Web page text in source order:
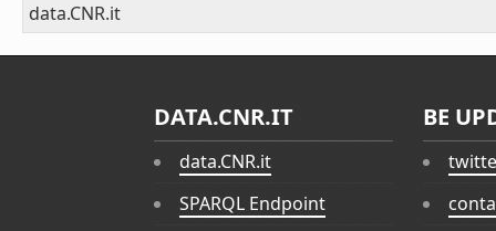
data.CNR.it
DATA.CNR.IT
data.CNR.it
SPARQL Endpoint
BE